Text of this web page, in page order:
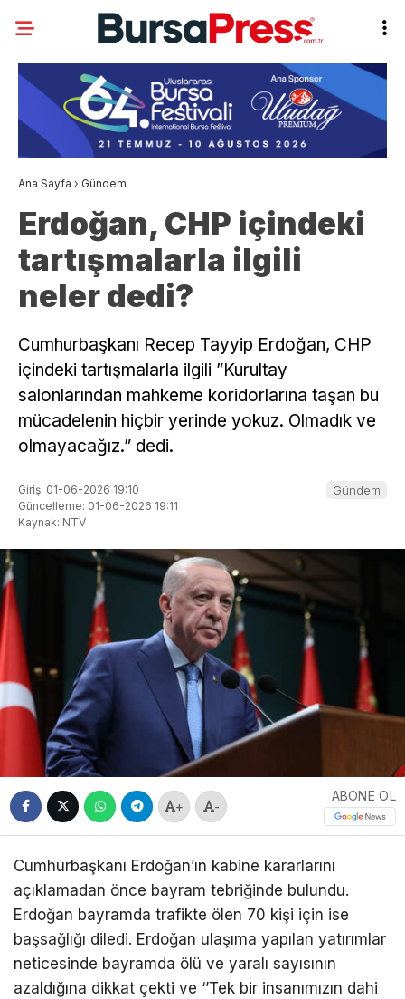
Ana Sayfa › Gündem
Erdoğan, CHP içindeki
tartışmalarla ilgili
neler dedi?
Cumhurbaşkanı Recep Tayyip Erdoğan, CHP
içindeki tartışmalarla ilgili ”Kurultay
salonlarından mahkeme koridorlarına taşan bu
mücadelenin hiçbir yerinde yokuz. Olmadık ve
olmayacağız.” dedi.
Giriş: 01-06-2026 19:10
Güncelleme: 01-06-2026 19:11
Kaynak: NTV
Gündem
+ -
ABONE OL
Cumhurbaşkanı Erdoğan’ın kabine kararlarını
açıklamadan önce bayram tebriğinde bulundu.
Erdoğan bayramda trafikte ölen 70 kişi için ise
başsağlığı diledi. Erdoğan ulaşıma yapılan yatırımlar
neticesinde bayramda ölü ve yaralı sayısının
azaldığına dikkat çekti ve ‘’Tek bir insanımızın dahi